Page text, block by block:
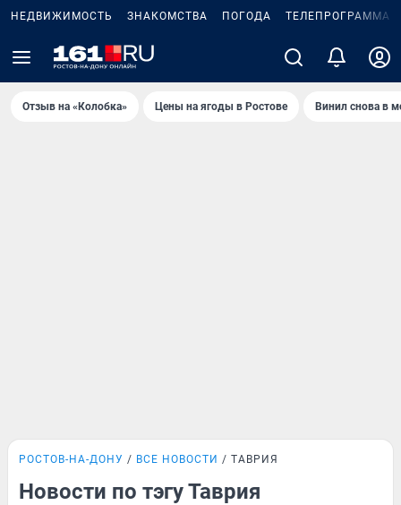
НЕДВИЖИМОСТЬ ЗНАКОМСТВА ПОГОДА ТЕЛЕПРОГРАММА
Отзыв на «Колобка» Цены на ягоды в Ростове Винил снова в
РОСТОВ-НА-ДОНУ ВСЕ НОВОСТИ ТАВРИЯ
Новости по тэгу Таврия